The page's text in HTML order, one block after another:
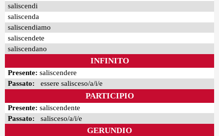
saliscendi
saliscenda
saliscendiamo
saliscendete
saliscendano
INFINITO
Presente: saliscendere
Passato: essere salisceso/a/i/e
PARTICIPIO
Presente: saliscendente
Passato: salisceso/a/i/e
GERUNDIO